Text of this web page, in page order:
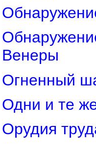
Венеры
Огненный
Одни и те
Орудия